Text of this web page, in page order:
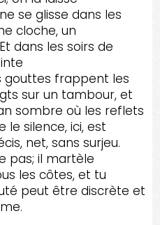
se glisse dans les
cloche, un
dans les soirs de
gouttes frappent les
sur un tambour, et
sombre où les reflets
le silence, ici, est
net, sans surjeu.
pas; il martèle
les côtes, et tu
peut être discrète et